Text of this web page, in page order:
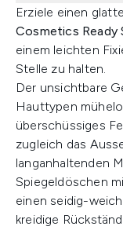
Erziele einen
Cosmetics Ready
einem leichten
Stelle zu halten.
Der unsichtbare
Hauttypen
überschüssiges
zugleich das
langanhaltenden
Spiegeldöschen
einen seidig-
kreidige